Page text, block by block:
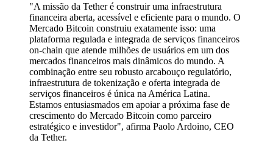
"A missão da Tether é construir uma infraestrutura
financeira aberta, acessível e eficiente para o mundo. O
Mercado Bitcoin construiu exatamente isso: uma
plataforma regulada e integrada de serviços financeiros
on-chain que atende milhões de usuários em um dos
mercados financeiros mais dinâmicos do mundo. A
combinação entre seu robusto arcabouço regulatório,
infraestrutura de tokenização e oferta integrada de
serviços financeiros é única na América Latina.
Estamos entusiasmados em apoiar a próxima fase de
crescimento do Mercado Bitcoin como parceiro
estratégico e investidor", afirma Paolo Ardoino, CEO
da Tether.